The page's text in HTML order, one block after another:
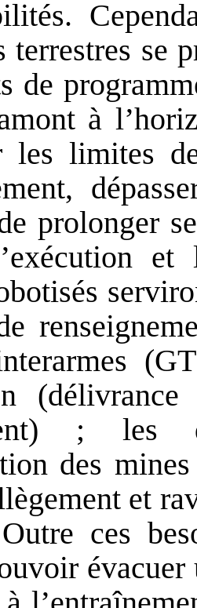
terrestres se
de
à
les limites
prolonger
; les
des
et
ces
évacuer